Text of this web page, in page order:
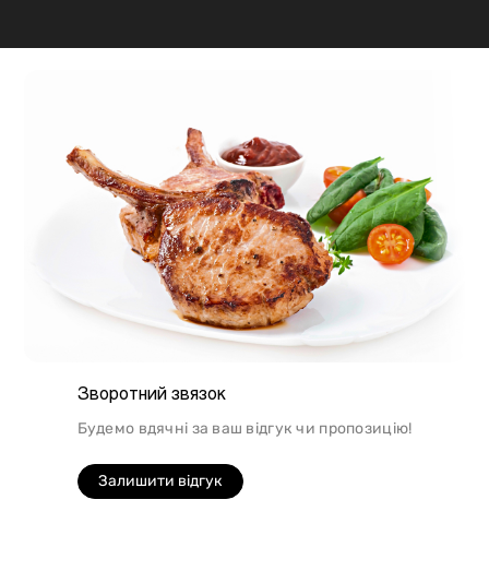
підійде для людей, які сидять на дієті.
Зворотний звязок
Будемо вдячні за ваш відгук чи пропозицію!
Залишити відгук